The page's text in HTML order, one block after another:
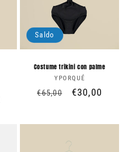
Saldo
Costume trikini con palme
Produttore:
YPORQUÉ
Prezzo
€65,00
Prezzo
€30,00